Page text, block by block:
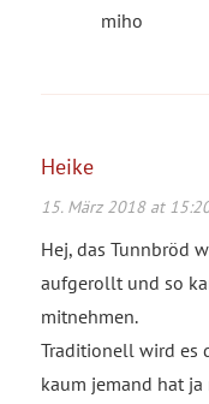
miho
Heike
15. März 2018 at
Hej, das Tunnbröd
aufgerollt und so
mitnehmen.
Traditionell wird es
kaum jemand hat